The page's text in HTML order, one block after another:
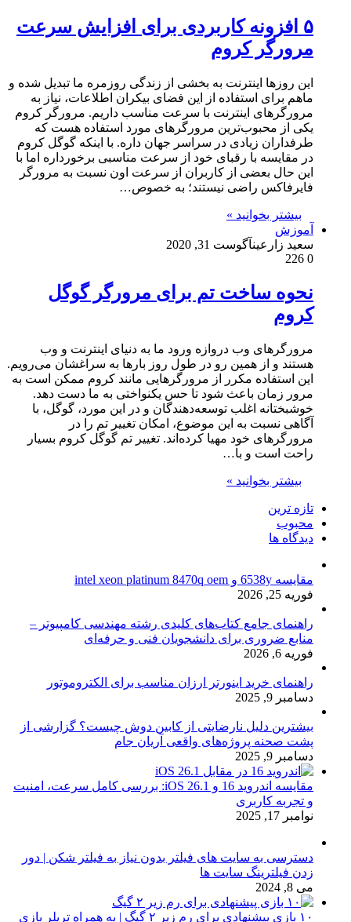
۵ افزونه کاربردی برای افزایش سرعت
مرورگر کروم
این روزها اینترنت به بخشی از زندگی روزمره‌ ما تبدیل شده و
ماهم برای استفاده از این فضای بیکران اطلاعات، نیاز به
مرورگرهای اینترنت با سرعت مناسب داریم. مرورگر کروم
یکی از محبوب‌ترین مرورگر‌های مورد استفاده هست که
طرفداران زیادی در سراسر جهان داره. با اینکه گوگل کروم
در مقایسه با رقبای خود از سرعت مناسبی برخورداره اما با
این حال بعضی از کاربران از سرعت اون نسبت به مرورگر
فایرفاکس راضی نیستند؛ به خصوص…
بیشتر بخوانید »
آموزش
سعید زارعینآگوست 31, 2020
0
نحوه ساخت تم برای مرورگر گوگل
کروم
مرورگرهای وب دروازه ورود ما به دنیای اینترنت و وب
هستند و از همین رو در طول روز بارها به سراغشان می‌رویم.
این استفاده مکرر از مرورگر‌هایی مانند کروم ممکن است به
مرور زمان باعث شود تا حس یکنواختی به ما دست دهد.
خوشبختانه اغلب توسعه‌دهندگان و در این مورد، گوگل، با
آگاهی نسبت به این موضوع، امکان تغییر تم را در
مرورگرهای خود مهیا کرده‌اند. تغییر تم گوگل کروم بسیار
راحت است و با…
بیشتر بخوانید »
تازه ترین
محبوب
دیدگاه ها
مقایسه 6538y و intel xeon platinum 8470q oem
فوریه 25, 2026
راهنمای جامع کتاب‌های کلیدی رشته مهندسی کامپیوتر –
منابع ضروری برای دانشجویان فنی و حرفه‌ای
فوریه 6, 2026
راهنمای خرید اینورتر ارزان مناسب برای الکتروموتور
دسامبر 9, 2025
بیشترین دلیل نارضایتی از کابین دوش چیست؟ گزارشی از
پشت صحنه پروژه‌های واقعی آریان جام
دسامبر 9, 2025
مقایسه اندروید 16 و iOS 26.1: بررسی کامل سرعت، امنیت
و تجربه کاربری
نوامبر 17, 2025
دسترسی به سایت های فیلتر بدون نیاز به فیلتر شکن | دور
زدن فیلترینگ سایت ها
می 8, 2024
۱۰ بازی پیشنهادی برای رم زیر ۲ گیگ | به همراه تریلر بازی